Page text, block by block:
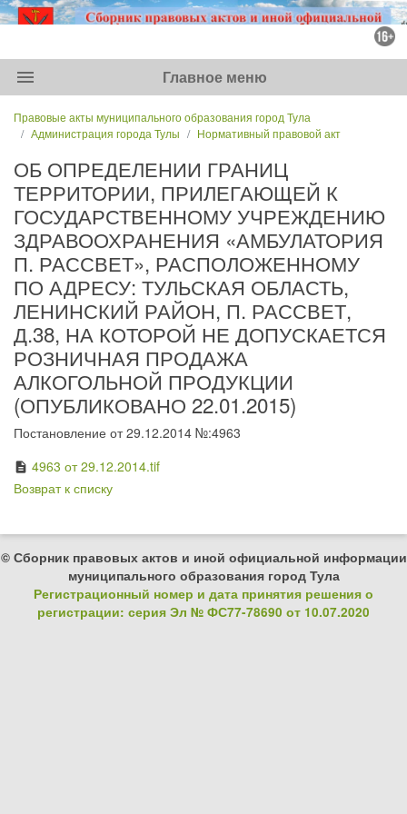
menu Главное меню
Правовые акты муниципального образования город Тула
Администрация города Тулы
Нормативный правовой акт
ОБ ОПРЕДЕЛЕНИИ ГРАНИЦ
ТЕРРИТОРИИ, ПРИЛЕГАЮЩЕЙ К
ГОСУДАРСТВЕННОМУ УЧРЕЖДЕНИЮ
ЗДРАВООХРАНЕНИЯ «АМБУЛАТОРИЯ
П. РАССВЕТ», РАСПОЛОЖЕННОМУ
ПО АДРЕСУ: ТУЛЬСКАЯ ОБЛАСТЬ,
ЛЕНИНСКИЙ РАЙОН, П. РАССВЕТ,
Д.38, НА КОТОРОЙ НЕ ДОПУСКАЕТСЯ
РОЗНИЧНАЯ ПРОДАЖА
АЛКОГОЛЬНОЙ ПРОДУКЦИИ
(ОПУБЛИКОВАНО 22.01.2015)
Постановление от 29.12.2014 №:4963
description 4963 от 29.12.2014.tif
Возврат к списку
© Сборник правовых актов и иной официальной информации
муниципального образования город Тула
Регистрационный номер и дата принятия решения о
регистрации: серия Эл № ФС77-78690 от 10.07.2020